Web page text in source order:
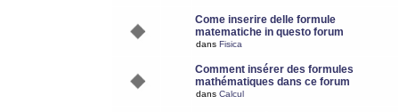
Come inserire delle formule
matematiche in questo forum
dans Fisica
Comment insérer des formules
mathématiques dans ce forum
dans Calcul